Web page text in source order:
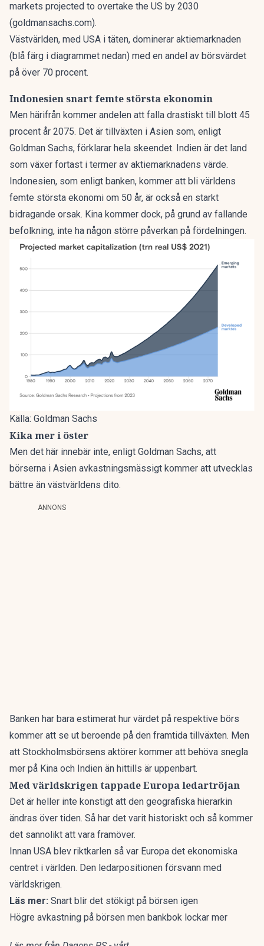
markets projected to overtake the US by 2030
(goldmansachs.com).
Västvärlden, med USA i täten, dominerar aktiemarknaden
(blå färg i diagrammet nedan) med en andel av börsvärdet
på över 70 procent.
Indonesien snart femte största ekonomin
Men härifrån kommer andelen att falla drastiskt till blott 45
procent år 2075. Det är tillväxten i Asien som, enligt
Goldman Sachs, förklarar hela skeendet. Indien är det land
som växer fortast i termer av aktiemarknadens värde.
Indonesien, som enligt banken, kommer att bli världens
femte största ekonomi om 50 år, är också en starkt
bidragande orsak. Kina kommer dock, på grund av fallande
befolkning, inte ha någon större påverkan på fördelningen.
Källa: Goldman Sachs
Kika mer i öster
Men det här innebär inte, enligt Goldman Sachs, att
börserna i Asien avkastningsmässigt kommer att utvecklas
bättre än västvärldens dito.
ANNONS
Banken har bara estimerat hur värdet på respektive börs
kommer att se ut beroende på den framtida tillväxten. Men
att Stockholmsbörsens aktörer kommer att behöva snegla
mer på Kina och Indien än hittills är uppenbart.
Med världskrigen tappade Europa ledartröjan
Det är heller inte konstigt att den geografiska hierarkin
ändras över tiden. Så har det varit historiskt och så kommer
det sannolikt att vara framöver.
Innan USA blev riktkarlen så var Europa det ekonomiska
centret i världen. Den ledarpositionen försvann med
världskrigen.
Läs mer: Snart blir det stökigt på börsen igen
Högre avkastning på börsen men bankbok lockar mer